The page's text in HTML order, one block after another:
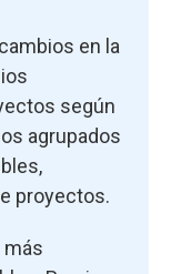
en la
según
agrupados
proyectos.
más